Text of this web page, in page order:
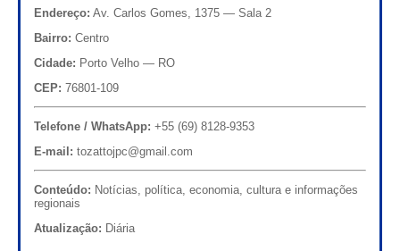
Endereço: Av. Carlos Gomes, 1375 — Sala 2
Bairro: Centro
Cidade: Porto Velho — RO
CEP: 76801-109
Telefone / WhatsApp: +55 (69) 8128-9353
E-mail: tozattojpc@gmail.com
Conteúdo: Notícias, política, economia, cultura e informações
regionais
Atualização: Diária